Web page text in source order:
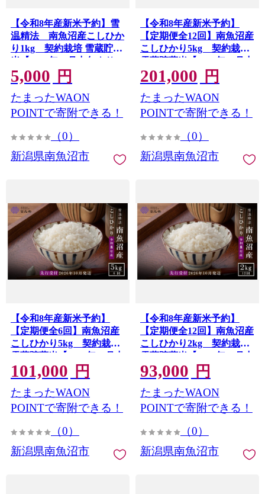
【令和8年産新米予約】雪
温精法 南魚沼産こしひか
り1kg 契約栽培 雪蔵貯蔵
米【2026年10月中旬より1
か月以内に発送】
5,000 円
たまったWAON
POINTで寄附できる！
（0）
新潟県南魚沼市
【令和8年産新米予約】
【定期便全12回】南魚沼産
こしひかり5kg 契約栽培
雪蔵貯蔵米【2026年10月中
旬より1か月以内に発送】
201,000 円
たまったWAON
POINTで寄附できる！
（0）
新潟県南魚沼市
【令和8年産新米予約】
【定期便全6回】南魚沼産
こしひかり5kg 契約栽培
雪蔵貯蔵米【2026年10月中
旬より1か月以内に発送】
101,000 円
たまったWAON
POINTで寄附できる！
（0）
新潟県南魚沼市
【令和8年産新米予約】
【定期便全12回】南魚沼産
こしひかり2kg 契約栽培
雪蔵貯蔵米【2026年10月中
旬より1か月以内に発送】
93,000 円
たまったWAON
POINTで寄附できる！
（0）
新潟県南魚沼市